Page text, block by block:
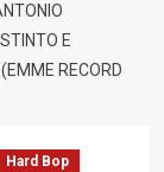
E
RECORD
Hard Bop